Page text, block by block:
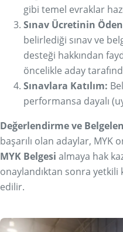
gibi temel evraklar
Sınav Ücretinin
belirlediği sınav ve
desteği hakkından
öncelikle aday
Sınavlara Katılım:
performansa dayalı
Değerlendirme ve
başarılı olan adaylar, MYK
MYK Belgesi almaya hak
onaylandıktan sonra
edilir.